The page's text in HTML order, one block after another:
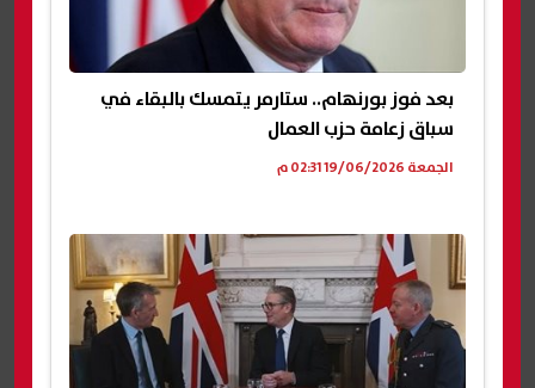
بعد فوز بورنهام.. ستارمر يتمسك بالبقاء في
سباق زعامة حزب العمال
الجمعة 19/06/2026 02:31 م